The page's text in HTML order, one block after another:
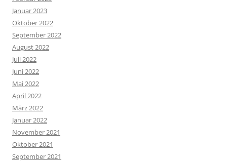
Januar 2023
Oktober 2022
September 2022
August 2022
Juli 2022
Juni 2022
Mai 2022
April 2022
März 2022
Januar 2022
November 2021
Oktober 2021
September 2021